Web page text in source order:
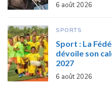
6 août 2026
SPORTS
Sport : La
dévoile son
2027
6 août 2026